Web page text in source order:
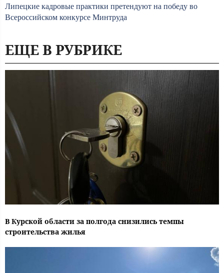
Липецкие кадровые практики претендуют на победу во
Всероссийском конкурсе Минтруда
ЕЩЕ В РУБРИКЕ
В Курской области за полгода снизились темпы
строительства жилья